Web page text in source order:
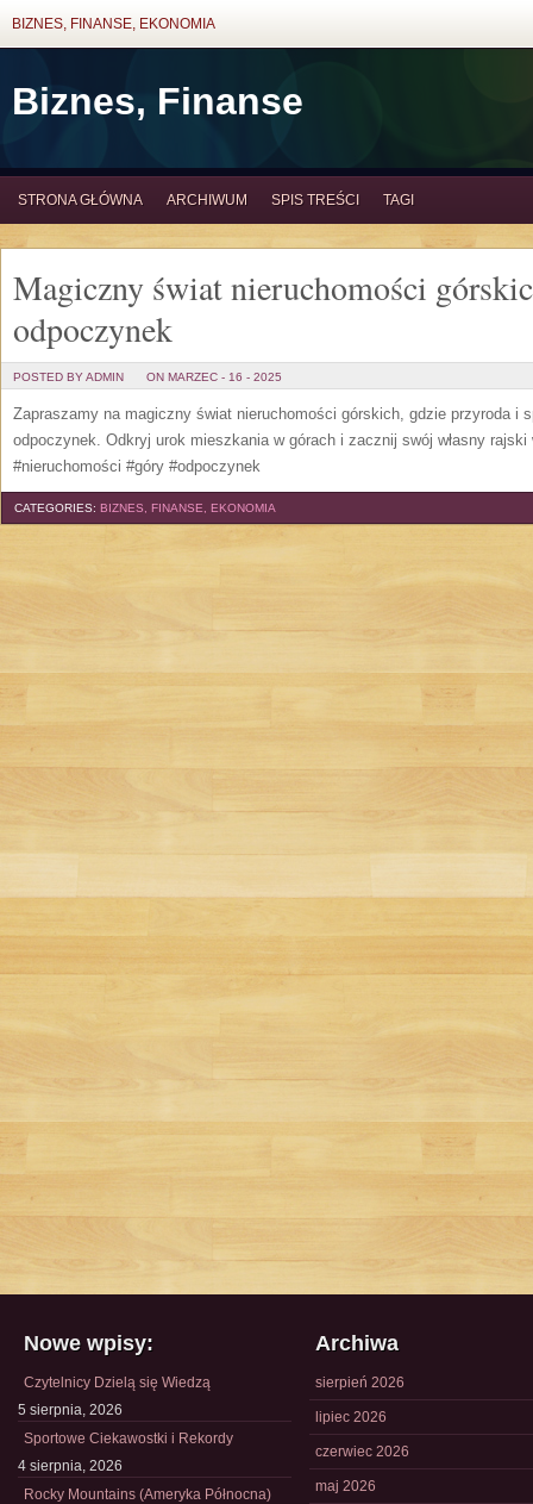
BIZNES, FINANSE, EKONOMIA
Biznes, Finanse
STRONA GŁÓWNA ARCHIWUM SPIS TREŚCI TAGI
Magiczny świat nieruchomości
odpoczynek
POSTED BY ADMIN ON MARZEC - 16 - 2025
Zapraszamy na magiczny świat nieruchomości górskich, gdzie przyroda i
odpoczynek. Odkryj urok mieszkania w górach i zacznij swój własny
#nieruchomości #góry #odpoczynek
CATEGORIES: BIZNES, FINANSE, EKONOMIA
Nowe wpisy:
Czytelnicy Dzielą się Wiedzą
5 sierpnia, 2026
Sportowe Ciekawostki i Rekordy
4 sierpnia, 2026
Rocky Mountains (Ameryka Północna)
Archiwa
sierpień 2026
lipiec 2026
czerwiec 2026
maj 2026